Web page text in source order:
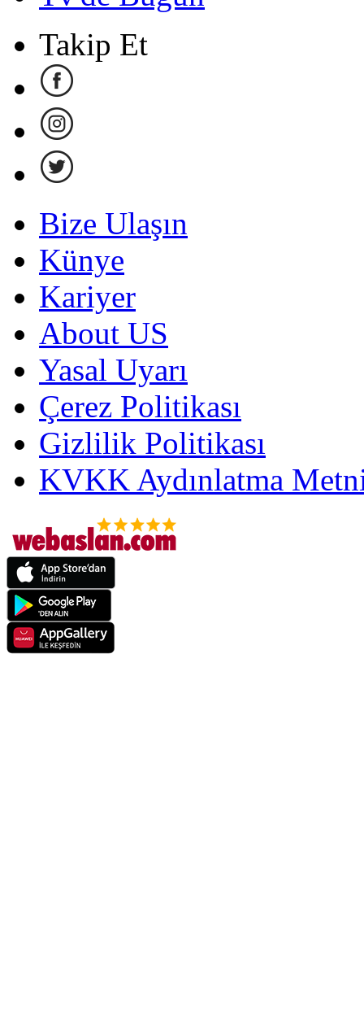
Takip Et
Bize Ulaşın
Künye
Kariyer
About US
Yasal Uyarı
Çerez Politikası
Gizlilik Politikası
KVKK Aydınlatma